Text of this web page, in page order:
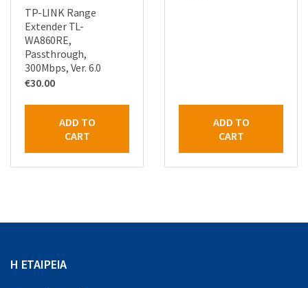
TP-LINK Range
Extender TL-
WA860RE,
Passthrough,
300Mbps, Ver. 6.0
€30.00
ADD TO
CART
ADD TO
CART
Η ΕΤΑΙΡΕΙΑ